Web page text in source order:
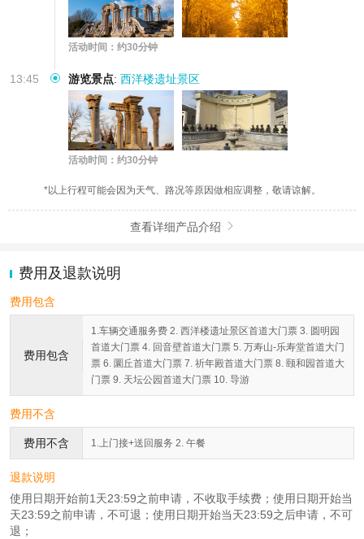
活动时间：约30分钟
13:45 游览景点: 西洋楼遗址景区
活动时间：约30分钟
*以上行程可能会因为天气、路况等原因做相应调整，敬请谅解。
查看详细产品介绍 
费用及退款说明
费用包含
费用包含
1.车辆交通服务费 2. 西洋楼遗址景区首道大门票 3. 圆明园
首道大门票 4. 回音壁首道大门票 5. 万寿山-乐寿堂首道大门
票 6. 圜丘首道大门票 7. 祈年殿首道大门票 8. 颐和园首道大
门票 9. 天坛公园首道大门票 10. 导游
费用不含
费用不含 1.上门接+送回服务 2. 午餐
退款说明
使用日期开始前1天23:59之前申请，不收取手续费；使用日期开始当
天23:59之前申请，不可退；使用日期开始当天23:59之后申请，不可
退；